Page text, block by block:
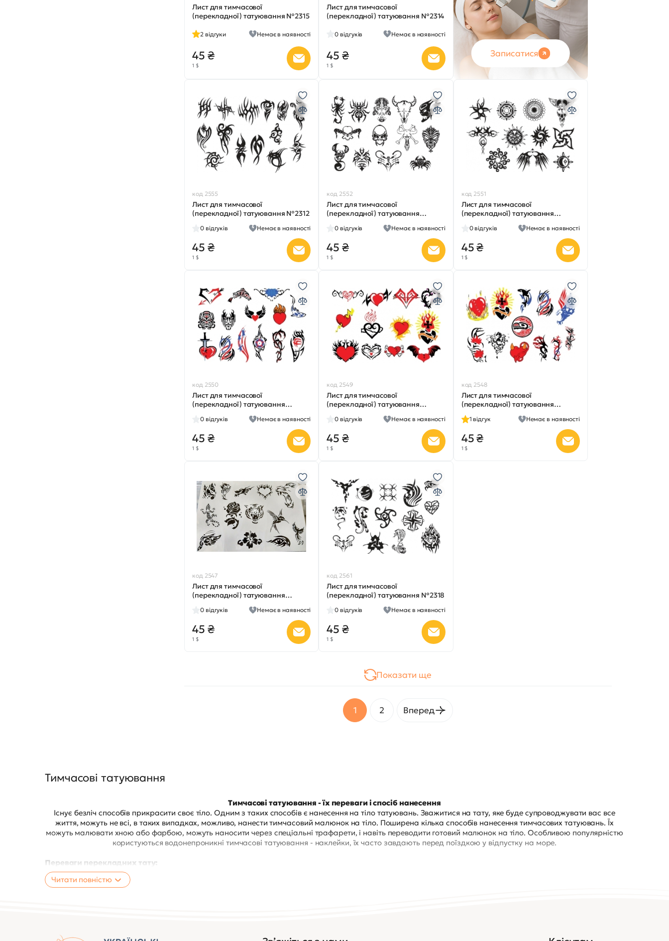
Лист для тимчасової
(перекладної) татуювання №2315
2 відгуки Немає в наявності
45 ₴
1 $
Лист для тимчасової
(перекладної) татуювання №2314
0 відгуків Немає в наявності
45 ₴
1 $
Записатися
код 2555
Лист для тимчасової
(перекладної) татуювання №2312
0 відгуків Немає в наявності
45 ₴
1 $
код 2552
Лист для тимчасової
(перекладної) татуювання
0 відгуків Немає в наявності
45 ₴
1 $
код 2551
Лист для тимчасової
(перекладної) татуювання
0 відгуків Немає в наявності
45 ₴
1 $
код 2550
Лист для тимчасової
(перекладної) татуювання
0 відгуків Немає в наявності
45 ₴
1 $
код 2549
Лист для тимчасової
(перекладної) татуювання
0 відгуків Немає в наявності
45 ₴
1 $
код 2548
Лист для тимчасової
(перекладної) татуювання
№2305
1 відгук Немає в наявності
45 ₴
1 $
код 2547
Лист для тимчасової
(перекладної) татуювання
0 відгуків Немає в наявності
45 ₴
1 $
код 2561
Лист для тимчасової
(перекладної) татуювання №2318
0 відгуків Немає в наявності
45 ₴
1 $
Показати ще
1 2 Вперед
Тимчасові татуювання
Тимчасові татуювання - їх переваги і спосіб нанесення
Існує безліч способів прикрасити своє тіло. Одним з таких способів є нанесення на тіло татуювань. Зважитися на тату, яке буде супроводжувати вас все
життя, можуть не всі, в таких випадках, можливо, нанести тимчасовий малюнок на тіло. Поширена кілька способів нанесення тимчасових татуювань. Їх
можуть малювати хною або фарбою, можуть наносити через спеціальні трафарети, і навіть переводити готовий малюнок на тіло. Особливою популярністю
користуються водонепроникні тимчасові татуювання - наклейки, їх часто завдають перед поїздкою у відпустку на море.
Переваги перекладних тату:
процес нанесення займає кілька хвилин;
ліквідувати обридлий малюнок можна швидко і безболісно;
Читати повністю